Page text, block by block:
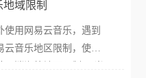
无法播放”的提示语。
用户如香港、澳门、台
域限制
使用网易云音乐，遇到
云音乐地区限制，使用